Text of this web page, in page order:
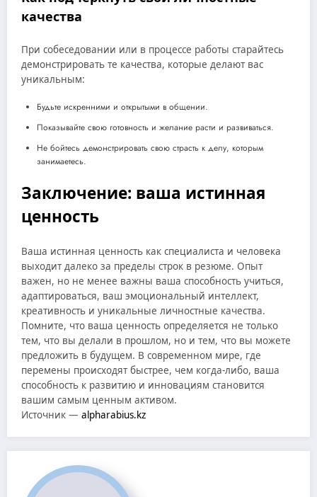
качества
При собеседовании или в процессе работы старайтесь
демонстрировать те качества, которые делают вас
уникальным:
Будьте искренними и открытыми в общении.
Показывайте свою готовность и желание расти и развиваться.
Не бойтесь демонстрировать свою страсть к делу, которым
занимаетесь.
Заключение: ваша истинная
ценность
Ваша истинная ценность как специалиста и человека
выходит далеко за пределы строк в резюме. Опыт
важен, но не менее важны ваша способность учиться,
адаптироваться, ваш эмоциональный интеллект,
креативность и уникальные личностные качества.
Помните, что ваша ценность определяется не только
тем, что вы делали в прошлом, но и тем, что вы можете
предложить в будущем. В современном мире, где
перемены происходят быстрее, чем когда-либо, ваша
способность к развитию и инновациям становится
вашим самым ценным активом.
Источник — alpharabius.kz